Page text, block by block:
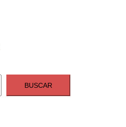
BUSCAR